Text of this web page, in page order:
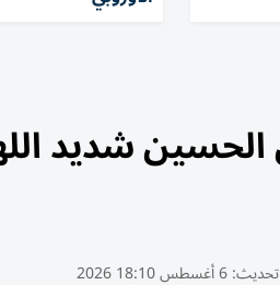
الحسين شديد
6 أغسطس 18:10 2026